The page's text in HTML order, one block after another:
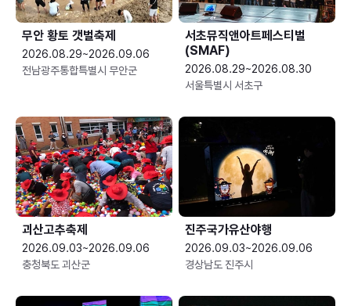
무안 황토 갯벌축제
2026.08.29~2026.09.06
전남광주통합특별시 무안군
서초뮤직앤아트페스티벌
(SMAF)
2026.08.29~2026.08.30
서울특별시 서초구
괴산고추축제
2026.09.03~2026.09.06
충청북도 괴산군
진주국가유산야행
2026.09.03~2026.09.06
경상남도 진주시